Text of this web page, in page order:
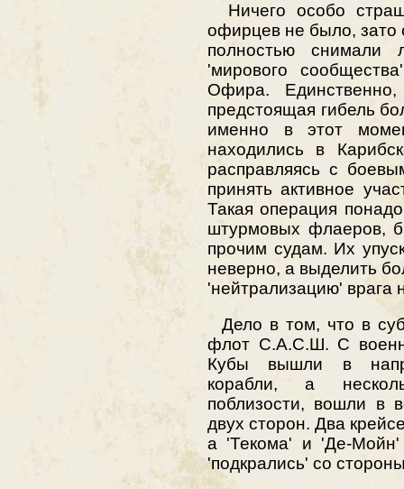
Ничего особо
офирцев не было, зато
полностью снимали
'мирового
Офира.
предстоящая гибель
именно в этот
находились в
расправляясь с
принять активное
Такая операция
штурмовых флаеров,
прочим судам. Их
неверно, а выделить
'нейтрализацию' врага
Дело в том, что в
флот С.А.С.Ш. С
Кубы вышли в
корабли, а
поблизости, вошли в
двух сторон. Два
а 'Текома' и 'Де-Мойн'
'подкрались' со